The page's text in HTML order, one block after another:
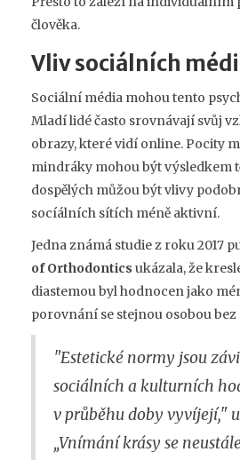
člověka.
Vliv sociálních
Sociální média mohou tento
Mladí lidé často srovnávají svůj
obrazy, které vidí online. Pocity
mindráky mohou být výsledkem
dospělých můžou být vlivy
socíálních sítích méně aktivní.
Jedna známá studie z roku 2017
of Orthodontics ukázala, že
diastemou byl hodnocen jako
porovnání se stejnou osobou
"Estetické normy jsou
sociálních a kulturních
v průběhu doby vyvíjejí,"
„Vnímání krásy se